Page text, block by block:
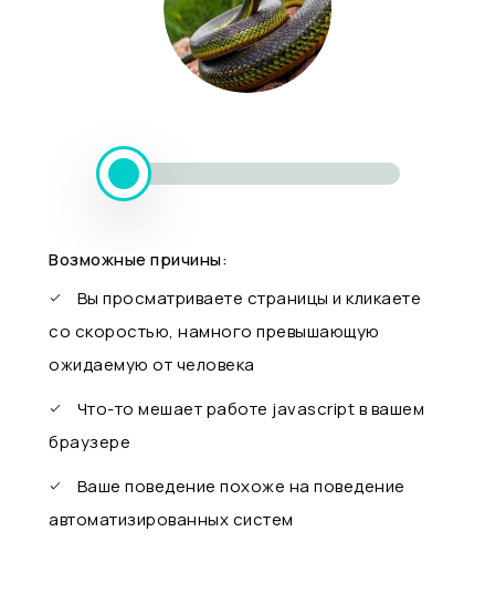
Возможные причины:
Вы просматриваете страницы и кликаете
со скоростью, намного превышающую
ожидаемую от человека
Что-то мешает работе javascript в вашем
браузере
Ваше поведение похоже на поведение
автоматизированных систем